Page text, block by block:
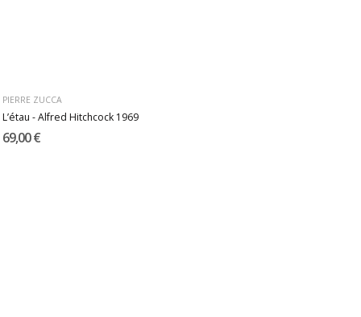
PIERRE ZUCCA
L’étau - Alfred Hitchcock 1969
69,00 €